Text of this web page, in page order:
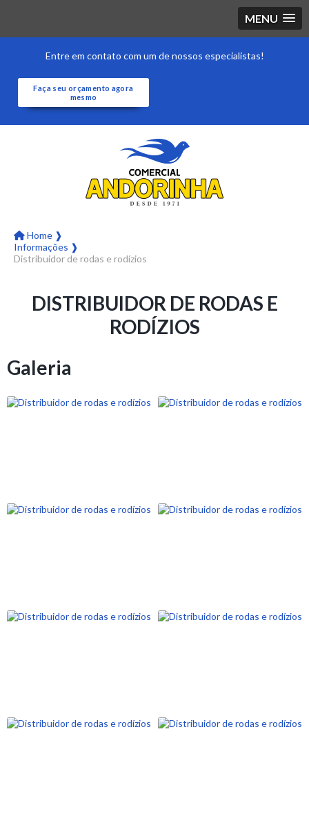
MENU
Entre em contato com um de nossos especialistas!
Faça seu orçamento agora
mesmo
Home ❱
Informações ❱
Distribuidor de rodas e rodízios
DISTRIBUIDOR DE RODAS E
RODÍZIOS
Galeria